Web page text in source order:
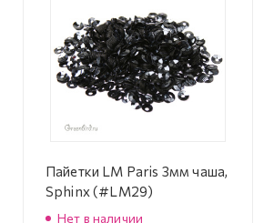
Пайетки LM Paris 3мм чаша,
Sphinx (#LM29)
Нет в наличии